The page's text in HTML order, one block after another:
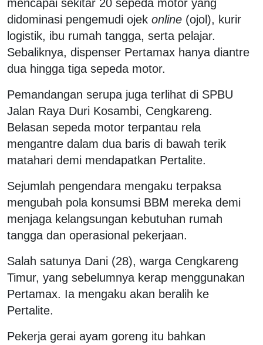
mencapai sekitar 20 sepeda motor yang
didominasi pengemudi ojek online (ojol), kurir
logistik, ibu rumah tangga, serta pelajar.
Sebaliknya, dispenser Pertamax hanya diantre
dua hingga tiga sepeda motor.
Pemandangan serupa juga terlihat di SPBU
Jalan Raya Duri Kosambi, Cengkareng.
Belasan sepeda motor terpantau rela
mengantre dalam dua baris di bawah terik
matahari demi mendapatkan Pertalite.
Sejumlah pengendara mengaku terpaksa
mengubah pola konsumsi BBM mereka demi
menjaga kelangsungan kebutuhan rumah
tangga dan operasional pekerjaan.
Salah satunya Dani (28), warga Cengkareng
Timur, yang sebelumnya kerap menggunakan
Pertamax. Ia mengaku akan beralih ke
Pertalite.
Pekerja gerai ayam goreng itu bahkan